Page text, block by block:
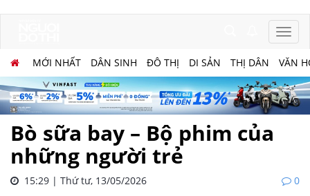
MỚI NHẤT DÂN SINH ĐÔ THỊ DI SẢN THỊ DÂN VĂN
Bò sữa bay – Bộ phim của
những người trẻ
15:29 | Thứ tư, 13/05/2026 0